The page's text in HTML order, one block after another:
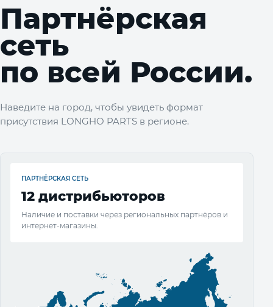
Партнёрская
сеть
по всей России.
Наведите на город, чтобы увидеть формат
присутствия LONGHO PARTS в регионе.
ПАРТНЁРСКАЯ СЕТЬ
12 дистрибьюторов
Наличие и поставки через региональных партнёров и
интернет-магазины.